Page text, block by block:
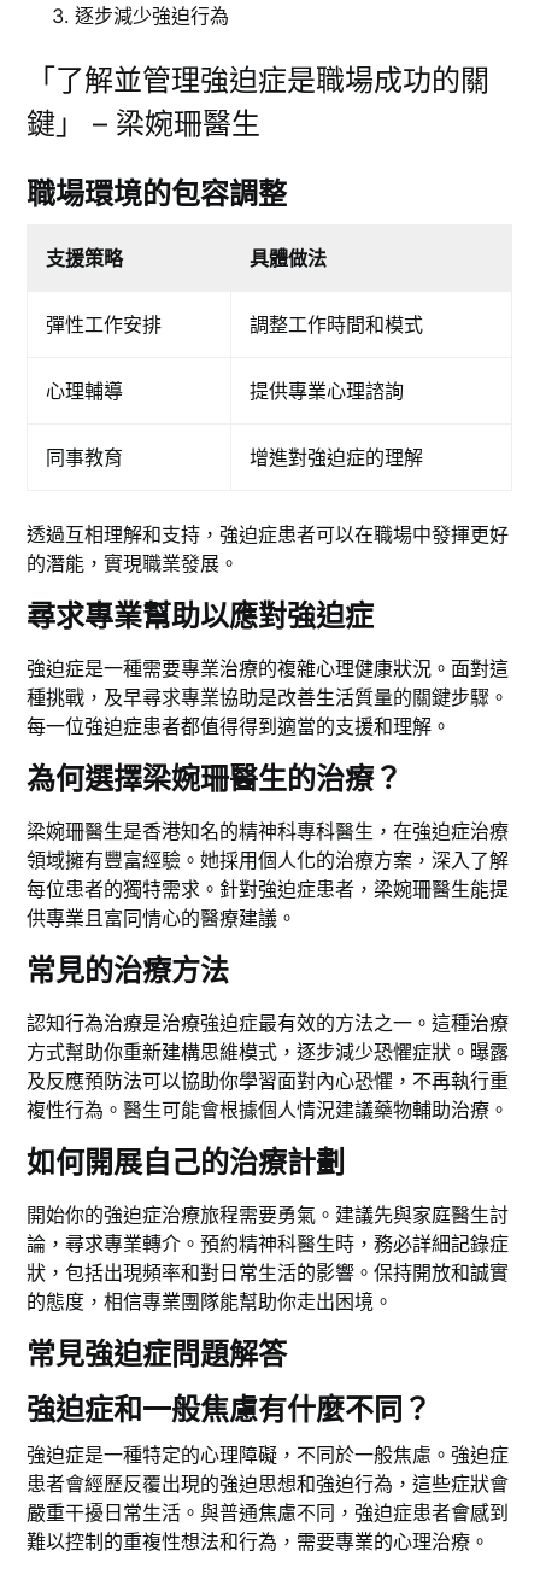
逐步減少強迫行為
「了解並管理強迫症是職場成功的關
鍵」 – 梁婉珊醫生
職場環境的包容調整
支援策略 具體做法
彈性工作安排 調整工作時間和模式
心理輔導 提供專業心理諮詢
同事教育 增進對強迫症的理解
透過互相理解和支持，強迫症患者可以在職場中發揮更好
的潛能，實現職業發展。
尋求專業幫助以應對強迫症
強迫症是一種需要專業治療的複雜心理健康狀況。面對這
種挑戰，及早尋求專業協助是改善生活質量的關鍵步驟。
每一位強迫症患者都值得得到適當的支援和理解。
為何選擇梁婉珊醫生的治療？
梁婉珊醫生是香港知名的精神科專科醫生，在強迫症治療
領域擁有豐富經驗。她採用個人化的治療方案，深入了解
每位患者的獨特需求。針對強迫症患者，梁婉珊醫生能提
供專業且富同情心的醫療建議。
常見的治療方法
認知行為治療是治療強迫症最有效的方法之一。這種治療
方式幫助你重新建構思維模式，逐步減少恐懼症狀。曝露
及反應預防法可以協助你學習面對內心恐懼，不再執行重
複性行為。醫生可能會根據個人情況建議藥物輔助治療。
如何開展自己的治療計劃
開始你的強迫症治療旅程需要勇氣。建議先與家庭醫生討
論，尋求專業轉介。預約精神科醫生時，務必詳細記錄症
狀，包括出現頻率和對日常生活的影響。保持開放和誠實
的態度，相信專業團隊能幫助你走出困境。
常見強迫症問題解答
強迫症和一般焦慮有什麼不同？
強迫症是一種特定的心理障礙，不同於一般焦慮。強迫症
患者會經歷反覆出現的強迫思想和強迫行為，這些症狀會
嚴重干擾日常生活。與普通焦慮不同，強迫症患者會感到
難以控制的重複性想法和行為，需要專業的心理治療。